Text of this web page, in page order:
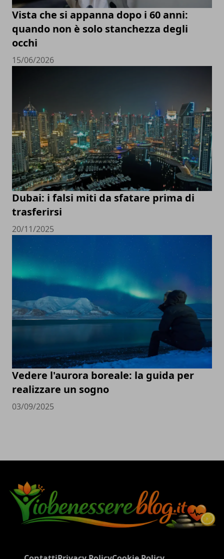
Vista che si appanna dopo i 60 anni:
quando non è solo stanchezza degli
occhi
15/06/2026
Dubai: i falsi miti da sfatare prima di
trasferirsi
20/11/2025
Vedere l'aurora boreale: la guida per
realizzare un sogno
03/09/2025